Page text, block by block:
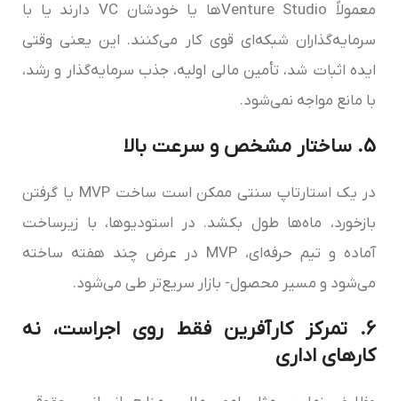
معمولاً Venture Studioها یا خودشان VC دارند یا با
سرمایه‌گذاران شبکه‌ای قوی کار می‌کنند. این یعنی وقتی
ایده اثبات شد، تأمین مالی اولیه، جذب سرمایه‌گذار و رشد،
با مانع مواجه نمی‌شود.
5. ساختار مشخص و سرعت بالا
در یک استارتاپ سنتی ممکن است ساخت MVP یا گرفتن
بازخورد، ماه‌ها طول بکشد. در استودیوها، با زیرساخت
آماده و تیم حرفه‌ای، MVP در عرض چند هفته ساخته
می‌شود و مسیر محصول- بازار سریع‌تر طی می‌شود.
6. تمرکز کارآفرین فقط روی اجراست، نه
کارهای اداری